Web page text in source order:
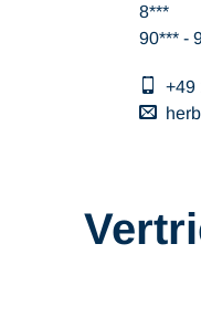
8***
90*** -
+49